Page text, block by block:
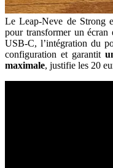
Le Leap-Neve de Strong
pour transformer un
USB-C, l’intégration du
configuration et garantit
maximale, justifie les 20